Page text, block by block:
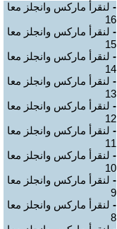
- لنقرأ ماركس وانجلز معا
16
- لنقرأ ماركس وانجلز معا
15
- لنقرأ ماركس وانجلز معا
14
- لنقرأ ماركس وانجلز معا
13
- لنقرأ ماركس وانجلز معا
12
- لنقرأ ماركس وانجلز معا
11
- لنقرأ ماركس وانجلز معا
10
- لنقرأ ماركس وانجلز معا
9
- لنقرأ ماركس وانجلز معا
8